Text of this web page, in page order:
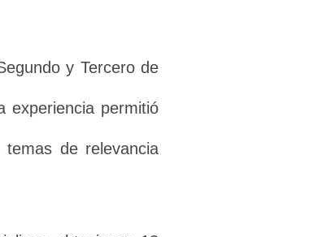
y Tercero de
experiencia permitió
de relevancia